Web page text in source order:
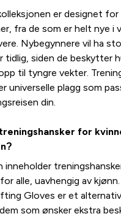
er designet for
fra de som er helt nye i
Nybegynnere vil ha
tidlig, siden de beskytter
til tyngre vekter.
universelle plagg som
din.
for
inneholder
alle, uavhengig av kjønn.
Gloves er et
som ønsker ekstra